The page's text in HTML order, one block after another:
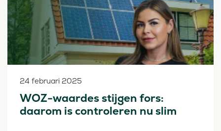
24 februari 2025
WOZ-waardes stijgen fors:
daarom is controleren nu slim